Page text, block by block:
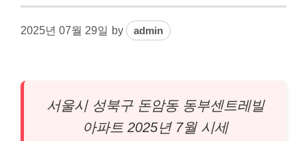
2025년 07월 29일 by admin
서울시 성북구돈암동 동부센트레빌
아파트 2025년 7월 시세